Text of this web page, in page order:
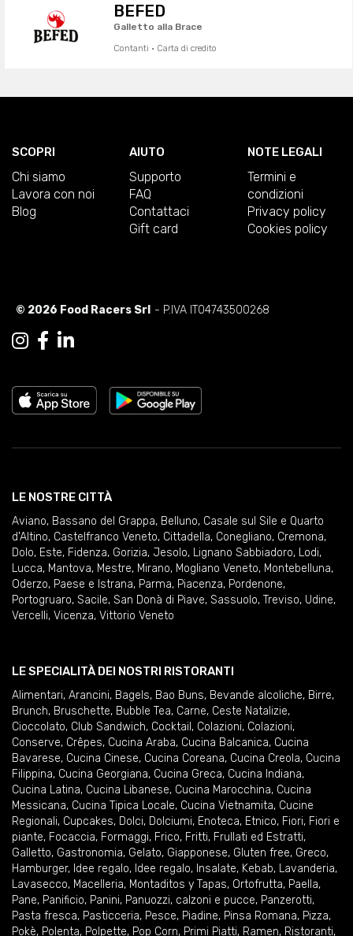
BEFED
Galletto alla Brace
Contanti · Carta di credito
SCOPRI
Chi siamo
Lavora con noi
Blog
AIUTO
Supporto
FAQ
Contattaci
Gift card
NOTE LEGALI
Termini e
condizioni
Privacy policy
Cookies policy
© 2026 Food Racers Srl - P.IVA IT04743500268
LE NOSTRE CITTÀ
Aviano, Bassano del Grappa, Belluno, Casale sul Sile e Quarto
d'Altino, Castelfranco Veneto, Cittadella, Conegliano, Cremona,
Dolo, Este, Fidenza, Gorizia, Jesolo, Lignano Sabbiadoro, Lodi,
Lucca, Mantova, Mestre, Mirano, Mogliano Veneto, Montebelluna,
Oderzo, Paese e Istrana, Parma, Piacenza, Pordenone,
Portogruaro, Sacile, San Donà di Piave, Sassuolo, Treviso, Udine,
Vercelli, Vicenza, Vittorio Veneto
LE SPECIALITÀ DEI NOSTRI RISTORANTI
Alimentari, Arancini, Bagels, Bao Buns, Bevande alcoliche, Birre,
Brunch, Bruschette, Bubble Tea, Carne, Ceste Natalizie,
Cioccolato, Club Sandwich, Cocktail , Colazioni, Colazioni,
Conserve, Crêpes, Cucina Araba, Cucina Balcanica, Cucina
Bavarese, Cucina Cinese, Cucina Coreana, Cucina Creola, Cucina
Filippina, Cucina Georgiana, Cucina Greca, Cucina Indiana,
Cucina Latina, Cucina Libanese, Cucina Marocchina, Cucina
Messicana, Cucina Tipica Locale, Cucina Vietnamita, Cucine
Regionali, Cupcakes, Dolci, Dolciumi, Enoteca, Etnico, Fiori, Fiori e
piante, Focaccia, Formaggi, Frico, Fritti, Frullati ed Estratti,
Galletto, Gastronomia, Gelato, Giapponese, Gluten free, Greco,
Hamburger, Idee regalo, Idee regalo, Insalate, Kebab, Lavanderia,
Lavasecco, Macelleria, Montaditos y Tapas, Ortofrutta, Paella,
Pane, Panificio, Panini, Panuozzi, calzoni e pucce, Panzerotti,
Pasta fresca, Pasticceria, Pesce, Piadine, Pinsa Romana, Pizza,
Pokè, Polenta, Polpette, Pop Corn, Primi Piatti, Ramen, Ristoranti,